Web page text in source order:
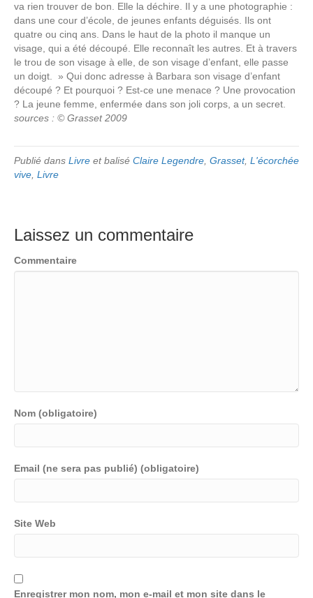
va rien trouver de bon. Elle la déchire. Il y a une photographie :
dans une cour d’école, de jeunes enfants déguisés. Ils ont
quatre ou cinq ans. Dans le haut de la photo il manque un
visage, qui a été découpé. Elle reconnaît les autres. Et à travers
le trou de son visage à elle, de son visage d’enfant, elle passe
un doigt. » Qui donc adresse à Barbara son visage d’enfant
découpé ? Et pourquoi ? Est-ce une menace ? Une provocation
? La jeune femme, enfermée dans son joli corps, a un secret.
sources : © Grasset 2009
Publié dans Livre et balisé Claire Legendre, Grasset, L'écorchée
vive, Livre
Laissez un commentaire
Commentaire
Nom (obligatoire)
Email (ne sera pas publié) (obligatoire)
Site Web
Enregistrer mon nom, mon e-mail et mon site dans le